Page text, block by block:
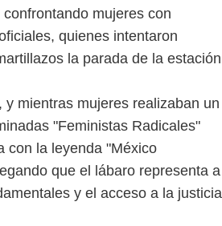
mujeres con
quienes intentaron
la parada de la estación
mientras mujeres realizaban un
"Feministas Radicales"
con la leyenda "México
que el lábaro representa a
y el acceso a la justicia